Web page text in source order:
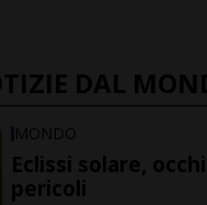
DAL
MONDO
Eclissi solare,
pericoli